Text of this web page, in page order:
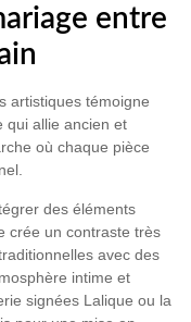
entre
artistiques témoigne
qui allie ancien et
où chaque pièce
des éléments
crée un contraste très
avec des
intime et
signées Lalique ou la